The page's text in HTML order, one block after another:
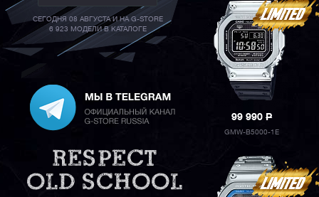
СЕГОДНЯ 08 АВГУСТА И НА G-STORE
6 923 МОДЕЛИ В КАТАЛОГЕ
99 990P
GMW-B5000-1E